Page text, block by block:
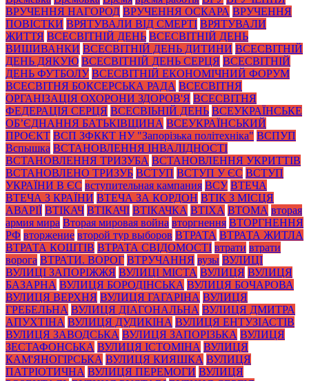
ВРУЧЕННЯ НАГОРОД ВРУЧЕННЯ ОСКАРА ВРУЧЕННЯ
ПОВІСТКИ ВРЯТУВАЛИ ВІД СМЕРТІ ВРЯТУВАЛИ
ЖИТТЯ ВСЕСВІТНІЙ ДЕНЬ ВСЕСВІТНІЙ ДЕНЬ
ВИШИВАНКИ ВСЕСВІТНІЙ ДЕНЬ ДИТИНИ ВСЕСВІТНІЙ
ДЕНЬ ДЯКУЮ ВСЕСВІТНІЙ ДЕНЬ СЕРЦЯ ВСЕСВІТНІЙ
ДЕНЬ ФУТБОЛУ ВСЕСВІТНІЙ ЕКОНОМІЧНИЙ ФОРУМ
ВСЕСВІТНЯ БОКСЕРСЬКА РАДА ВСЕСВІТНЯ
ОРГАНІЗАЦІЯ ОХОРОНИ ЗДОРОВ'Я ВСЕСВІТНЯ
ФЕДЕРАЦІЯ СЕРЦЯ ВСЕСВІЬНІЙ ДЕНЬ ВСЕУКРАЇНСЬКЕ
ОБ’ЄДНАННЯ БАТЬКІВЩИНА ВСЕУКРАЇНСЬКИЙ
ПРОЄКТ ВСП ЗФККТ НУ "Запорізька політехніка" ВСПУП
Вспышка ВСТАНОВЛЕННЯ ІНВАЛІДНОСТІ
ВСТАНОВЛЕННЯ ТРИЗУБА ВСТАНОВЛЕННЯ УКРИТТІВ
ВСТАНОВЛЕНО ТРИЗУБ ВСТУП ВСТУП У ЄС ВСТУП
УКРАЇНИ В ЄС вступительная кампания ВСУ ВТЕЧА
ВТЕЧА З КРАЇНИ ВТЕЧА ЗА КОРДОН ВТІК З МІСЦЯ
АВАРІЇ ВТІКАЧ ВТІКАЧІ ВТІКАЧКА ВТІХА ВТОМА вторая
армия мира Вторая мировая война вторгнення ВТОРГНЕННЯ
РФ вторжение второй тур выборов ВТРАТА ВТРАТА ЖИТЛА
ВТРАТА КОШТІВ ВТРАТА СВІДОМОСТІ втрати втрати
ворога ВТРАТИ. ВОРОГ ВТРУЧАННЯ вузы ВУЛИЦІ
ВУЛИЦІ ЗАПОРІЖЖЯ ВУЛИЦІ МІСТА ВУЛИЦЯ ВУЛИЦЯ
БАЗАРНА ВУЛИЦЯ БОРОДІНСЬКА ВУЛИЦЯ БОЧАРОВА
ВУЛИЦЯ ВЕРХНЯ ВУЛИЦЯ ГАГАРІНА ВУЛИЦЯ
ГРЕБЕЛЬНА ВУЛИЦЯ ДІАГОНАЛЬНА ВУЛИЦЯ ДМИТРА
АПУХТІНА ВУЛИЦЯ ДУДИКІНА ВУЛИЦЯ ЕНТУЗІАСТІВ
ВУЛИЦЯ ЗАВОДСЬКА ВУЛИЦЯ ЗАПОРІЗЬКА ВУЛИЦЯ
ЗЕСТАФОНСЬКА ВУЛИЦЯ ІСТОМІНА ВУЛИЦЯ
КАМ'ЯНОГІРСЬКА ВУЛИЦЯ КИЯШКА ВУЛИЦЯ
ПАТРІОТИЧНА ВУЛИЦЯ ПЕРЕМОГИ ВУЛИЦЯ